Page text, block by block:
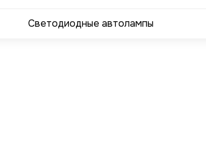
Светодиодные автолампы